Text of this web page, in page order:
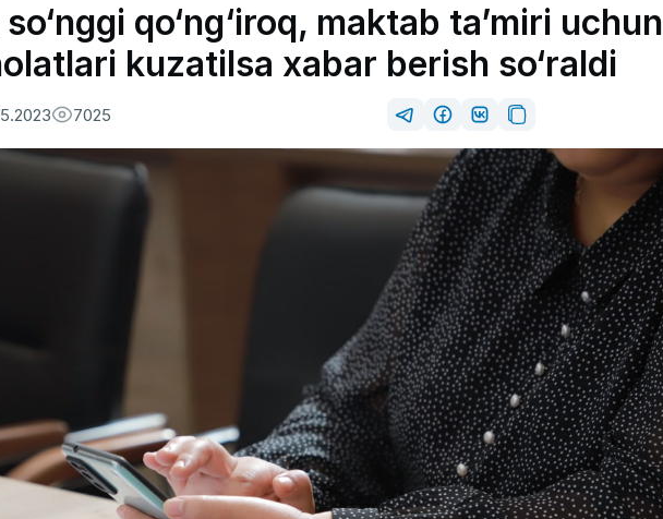
qo‘ng‘iroq, maktab ta’miri uchun
kuzatilsa xabar berish so‘raldi
7025